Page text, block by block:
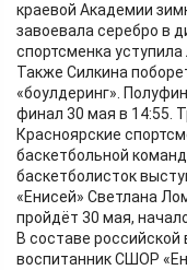
краевой Академии
завоевала серебро в
спортсменка
Также Силкина
«боулдеринг».
финал 30 мая в 14:55.
Красноярские
баскетбольной
баскетболисток
«Енисей» Светлана
пройдёт 30 мая,
В составе
воспитанник СШОР